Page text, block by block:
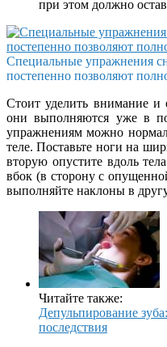
при этом должно
Специальные упражнения
постепенно позволяют
Стоит уделить внимание
они выполняются уже в
упражнениям можно
теле. Поставьте ноги на
вторую опустите вдоль
вбок (в сторону с
выполняйте наклоны в
Читайте также:
Депульпирование
последствия